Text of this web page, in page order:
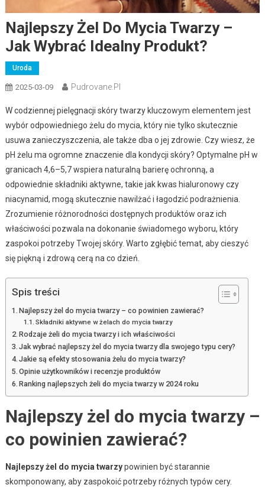
Najlepszy Żel Do Mycia Twarzy –
Jak Wybrać Idealny Produkt?
Uroda
2025-03-09 Pudrovane.pl
W codziennej pielęgnacji skóry twarzy kluczowym elementem jest
wybór odpowiedniego żelu do mycia, który nie tylko skutecznie
usuwa zanieczyszczenia, ale także dba o jej zdrowie. Czy wiesz, że
pH żelu ma ogromne znaczenie dla kondycji skóry? Optymalne pH w
granicach 4,6–5,7 wspiera naturalną barierę ochronną, a
odpowiednie składniki aktywne, takie jak kwas hialuronowy czy
niacynamid, mogą skutecznie nawilżać i łagodzić podrażnienia.
Zrozumienie różnorodności dostępnych produktów oraz ich
właściwości pozwala na dokonanie świadomego wyboru, który
zaspokoi potrzeby Twojej skóry. Warto zgłębić temat, aby cieszyć
się piękną i zdrową cerą na co dzień.
Spis treści
Najlepszy żel do mycia twarzy – co powinien zawierać?
Składniki aktywne w żelach do mycia twarzy
Rodzaje żeli do mycia twarzy i ich właściwości
Jak wybrać najlepszy żel do mycia twarzy dla swojego typu cery?
Jakie są efekty stosowania żelu do mycia twarzy?
Opinie użytkowników i recenzje produktów
Ranking najlepszych żeli do mycia twarzy w 2024 roku
Najlepszy żel do mycia twarzy –
co powinien zawierać?
Najlepszy żel do mycia twarzypowinien być starannie
skomponowany, aby zaspokoić potrzeby różnych typów cery.